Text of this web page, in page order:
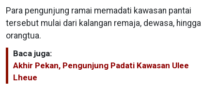
Para pengunjung ramai memadati kawasan pantai
tersebut mulai dari kalangan remaja, dewasa, hingga
orangtua.
Baca juga:
Akhir Pekan, Pengunjung Padati Kawasan Ulee
Lheue